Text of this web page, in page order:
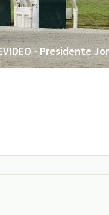
- Presidente